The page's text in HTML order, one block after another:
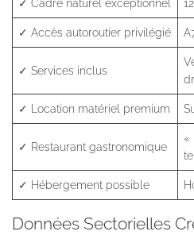
✓ Cadre naturel exceptionnel
✓ Accès autoroutier privilégié
✓ Services inclus
✓ Location matériel premium
✓ Restaurant gastronomique
«
✓ Hébergement possible
Données Sectorielles